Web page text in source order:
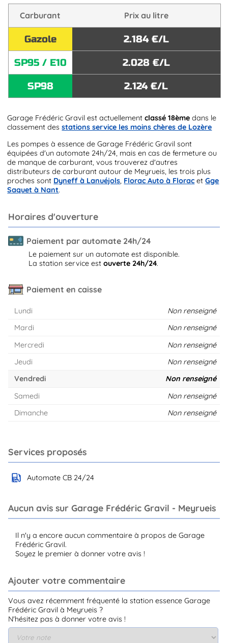
Carburant Prix au litre
Gazole
2.184 €/L
SP95 / E10
2.028 €/L
SP98
2.124 €/L
Garage Frédéric Gravil est actuellementclassé 18ème dans le
classement desstations service les moins chères de Lozère
Les pompes à essence de Garage Frédéric Gravil sont
équipées d'un automate 24h/24, mais en cas de fermeture ou
de manque de carburant, vous trouverez d'autres
distributeurs de carburant autour de Meyrueis, les trois plus
proches sont Dyneff à Lanuéjols, Florac Auto à Florac etGge
Saquet à Nant.
Horaires d'ouverture
Paiement par automate 24h/24
Le paiement sur un automate est disponible.
La station service est ouverte 24h/24.
Paiement en caisse
Lundi
Non renseigné
Mardi
Non renseigné
Mercredi
Non renseigné
Jeudi
Non renseigné
Vendredi
Non renseigné
Samedi
Non renseigné
Dimanche
Non renseigné
Services proposés
Automate CB 24/24
Aucun avis sur Garage Frédéric Gravil - Meyrueis
Il n'y a encore aucun commentaire à propos de Garage
Frédéric Gravil.
Soyez le premier à donner votre avis !
Ajouter votre commentaire
Vous avez récemment fréquenté la station essence Garage
Frédéric Gravil à Meyrueis ?
N'hésitez pas à donner votre avis !